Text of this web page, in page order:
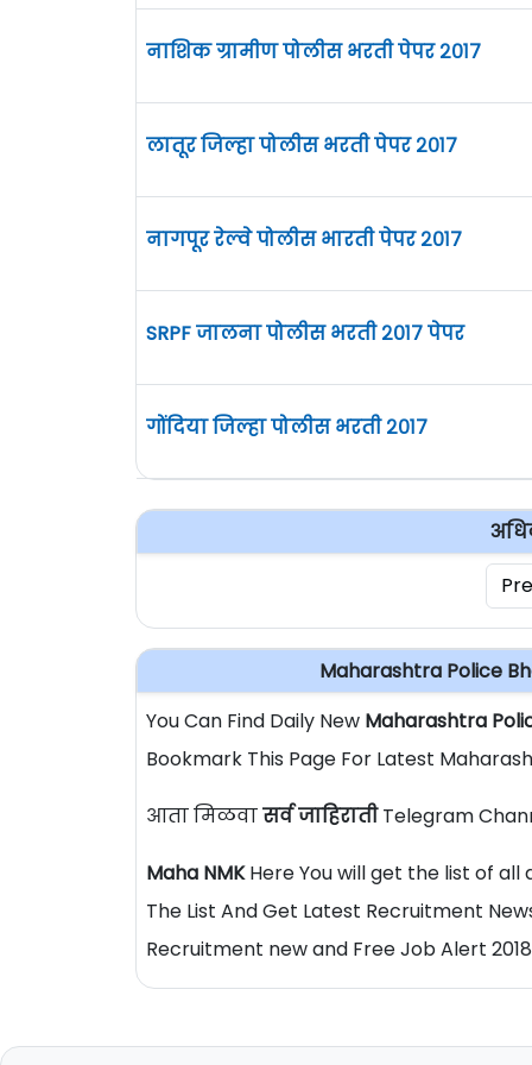
नाशिक ग्रामीण पोलीस भरती पेपर २०१७
लातूर जिल्हा पोलीस भरती पेपर २०१७
नागपूर रेल्वे पोलीस भारती पेपर २०१७
SRPF जालना पोलीस भरती २०१७ पेपर
गोंदिया जिल्हा पोलीस भरती २०१७
Maharashtra Police
You Can Find Daily New Maharashtra
Bookmark This Page For Latest
आता मिळवासर्व जाहिरातीTelegram
Maha NMKHere You will get the list of
The List And Get Latest Recruitment
Recruitment new and Free Job Alert 2018